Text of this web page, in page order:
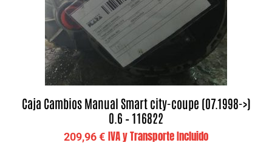
Caja Cambios Manual Smart city-coupe (07.1998->)
0.6 – 116822
209,96€ IVA y Transporte Incluido